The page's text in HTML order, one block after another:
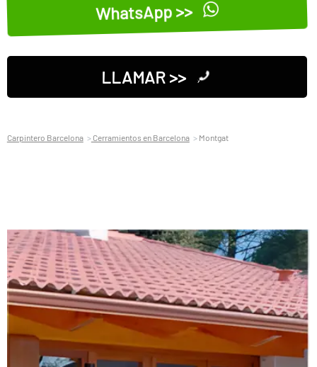
WhatsApp >>
LLAMAR >>
Carpintero Barcelona Cerramientos en Barcelona Montgat